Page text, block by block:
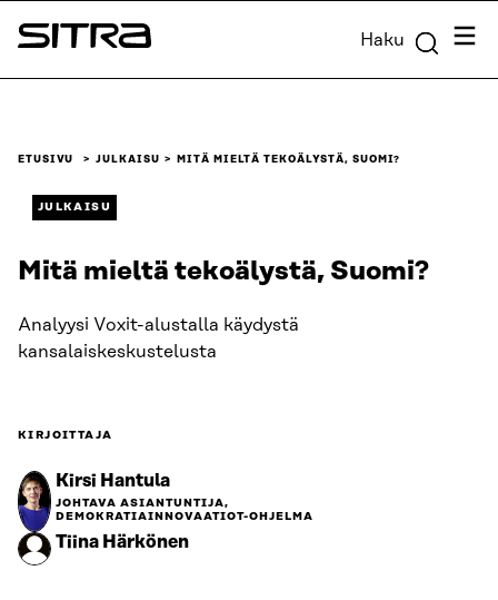
Siirry
suoraan
Sitra Haku
ETUSIVU JULKAISU MITÄ MIELTÄ TEKOÄLYSTÄ, SUOMI?
JULKAISU
Mitä mieltä tekoälystä, Suomi?
Analyysi Voxit-alustalla käydystä
kansalaiskeskustelusta
KIRJOITTAJA
Kirsi Hantula
JOHTAVA ASIANTUNTIJA,
DEMOKRATIAINNOVAATIOT-OHJELMA
Tiina Härkönen